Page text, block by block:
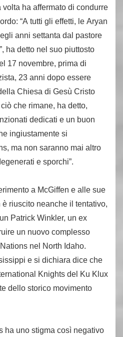
volta ha affermato di condurre
“A tutti gli effetti, le Aryan
anni settanta dal pastore
ha detto nel suo piuttosto
17 novembre, prima di
23 anni dopo essere
Chiesa di Gesù Cristo
che rimane, ha detto,
dedicati e un buon
ingiustamente si
ma non saranno mai altro
e sporchi”.
a McGiffen e alle sue
è riuscito neanche il tentativo,
Patrick Winkler, un ex
un nuovo complesso
nel North Idaho.
e si dichiara dice che
Knights del Ku Klux
dello storico movimento
ha uno stigma così negativo